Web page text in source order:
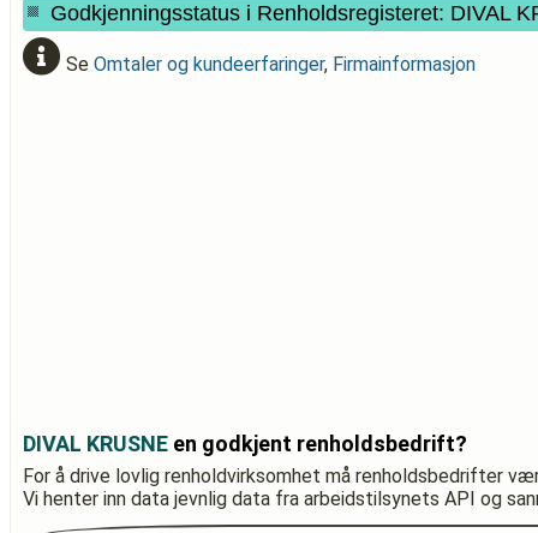
Godkjenningsstatus i Renholdsregisteret: DIVAL
Se Omtaler og kundeerfaringer, Firmainformasjon
DIVAL KRUSNE en godkjent renholdsbedrift?
For å drive lovlig renholdvirksomhet må renholdsbedrifter
Vi henter inn data jevnlig data fra arbeidstilsynets API og